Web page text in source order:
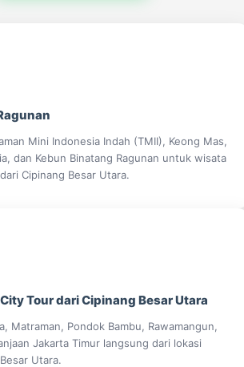
Mini Indonesia Indah (TMII), Keong Mas,
dan Kebun Binatang Ragunan untuk wisata
Cipinang Besar Utara.
Tour dari Cipinang Besar Utara
Matraman, Pondok Bambu, Rawamangun,
Jakarta Timur langsung dari lokasi
Utara.